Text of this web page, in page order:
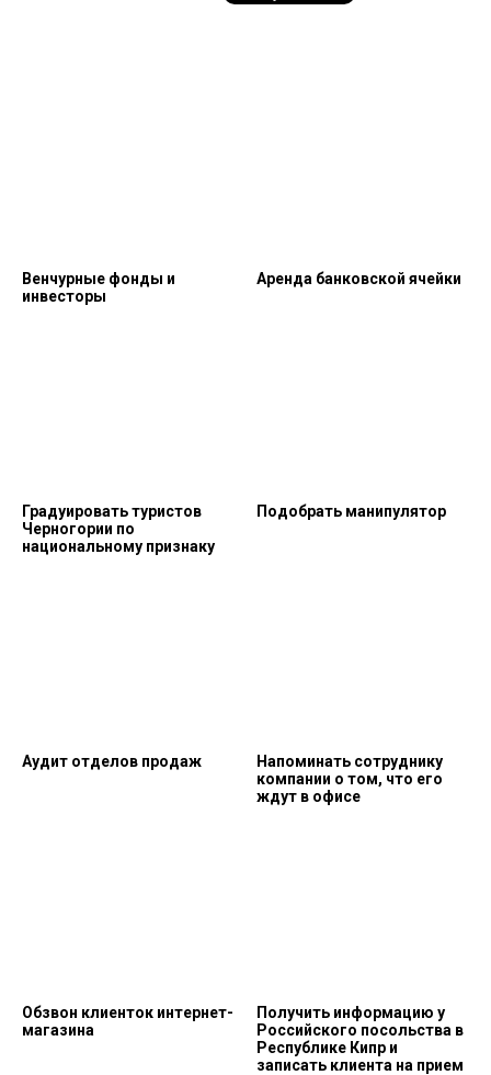
Венчурные фонды и
инвесторы
Аренда банковской ячейки
Градуировать туристов
Черногории по
национальному признаку
Подобрать манипулятор
Аудит отделов продаж
Напоминать сотруднику
компании о том, что его
ждут в офисе
Обзвон клиенток интернет-
магазина
Получить информацию у
Российского посольства в
Республике Кипр и
записать клиента на прием